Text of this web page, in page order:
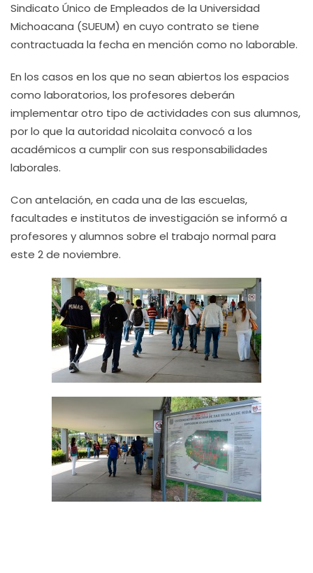
Sindicato Único de Empleados de la Universidad
Michoacana (SUEUM) en cuyo contrato se tiene
contractuada la fecha en mención como no laborable.
En los casos en los que no sean abiertos los espacios
como laboratorios, los profesores deberán
implementar otro tipo de actividades con sus alumnos,
por lo que la autoridad nicolaita convocó a los
académicos a cumplir con sus responsabilidades
laborales.
Con antelación, en cada una de las escuelas,
facultades e institutos de investigación se informó a
profesores y alumnos sobre el trabajo normal para
este 2 de noviembre.